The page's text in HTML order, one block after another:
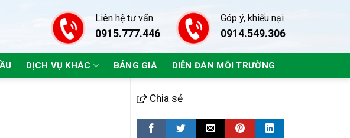
Liên hệ tư vấn
0915.777.446
Góp ý, khiếu nại
0914.549.306
DỊCH VỤ KHÁC BẢNG GIÁ DIỄN ĐÀN MÔI TRƯỜNG
Chia sẻ